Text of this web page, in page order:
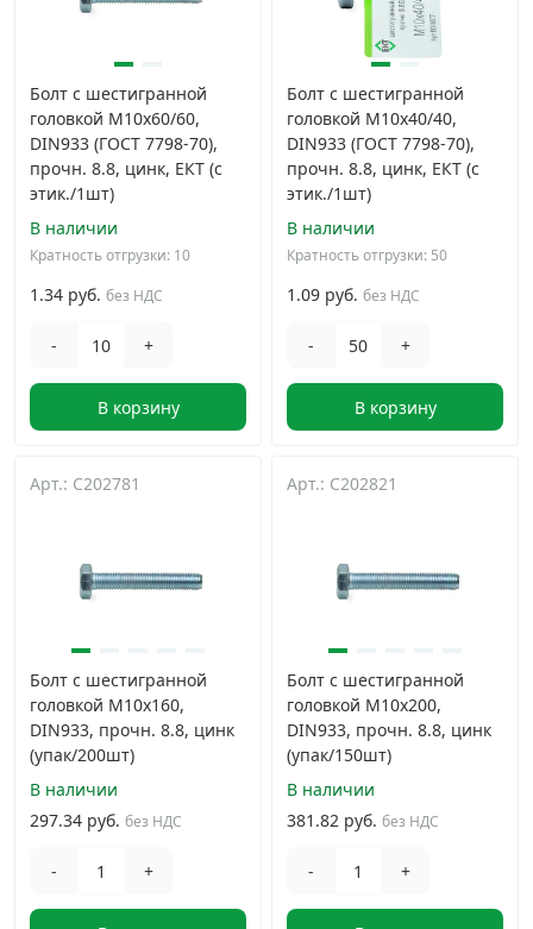
Болт с шестигранной
головкой М10х60/60,
DIN933 (ГОСТ 7798-70),
прочн. 8.8, цинк, ЕКТ (с
этик./1шт)
В наличии
Кратность отгрузки: 10
1.34 руб. без НДС
- +
В корзину
Болт с шестигранной
головкой М10х40/40,
DIN933 (ГОСТ 7798-70),
прочн. 8.8, цинк, ЕКТ (с
этик./1шт)
В наличии
Кратность отгрузки: 50
1.09 руб. без НДС
- +
В корзину
Арт.: C202781
Болт с шестигранной
головкой М10х160,
DIN933, прочн. 8.8, цинк
(упак/200шт)
В наличии
297.34 руб. без НДС
- +
Арт.: C202821
Болт с шестигранной
головкой М10х200,
DIN933, прочн. 8.8, цинк
(упак/150шт)
В наличии
381.82 руб. без НДС
- +